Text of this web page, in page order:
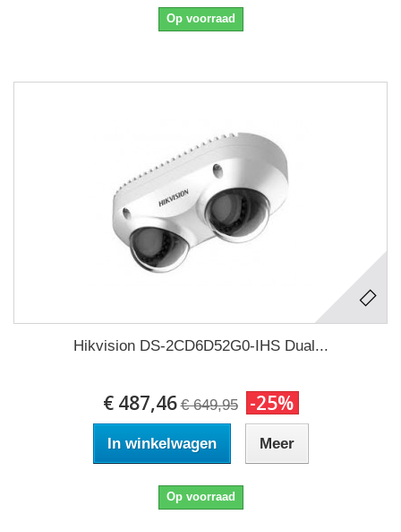
Op voorraad
Hikvision DS-2CD6D52G0-IHS Dual...
€ 487,46 € 649,95 -25%
In winkelwagen Meer
Op voorraad